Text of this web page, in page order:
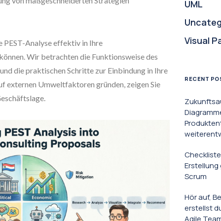
PEST-Analyse effektiv in Ihre
Wir betrachten die Funktionsweise des
die praktischen Schritte zur Einbindung in Ihre
externen Umweltfaktoren gründen, zeigen Sie
UML
Visual
RECENT
Erstellung
Scrum
Hör auf,
erstellst
Agile